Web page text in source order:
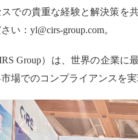
での貴重な経験と解決策を
い：yl@cirs-group.com。
Group）は、世界の企業に
場でのコンプライアンスを